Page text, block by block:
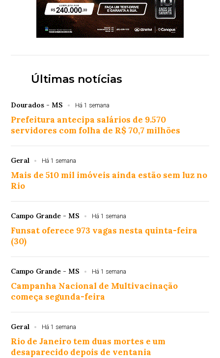
Últimas notícias
Dourados - MS Há 1 semana
Prefeitura antecipa salários de 9.570
servidores com folha de R$ 70,7 milhões
Geral Há 1 semana
Mais de 510 mil imóveis ainda estão sem luz no
Rio
Campo Grande - MS Há 1 semana
Funsat oferece 973 vagas nesta quinta-feira
(30)
Campo Grande - MS Há 1 semana
Campanha Nacional de Multivacinação
começa segunda-feira
Geral Há 1 semana
Rio de Janeiro tem duas mortes e um
desaparecido depois de ventania